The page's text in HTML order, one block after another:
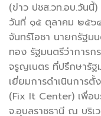
(ข่าว ปชส.วท.อบ.วันนี้)
วันที่ ๑๕ ตุลาคม ๒๕๖
จันทร์โอชา นายกรัฐม
ทอง รัฐมนตรีว่าการก
จรูญเนตร ที่ปรึกษารัฐ
เยี่ยมการดำเนินการตั้
(Fix It Center) เพื่อบ
จ.อุบลราชธานี ณ บริเ